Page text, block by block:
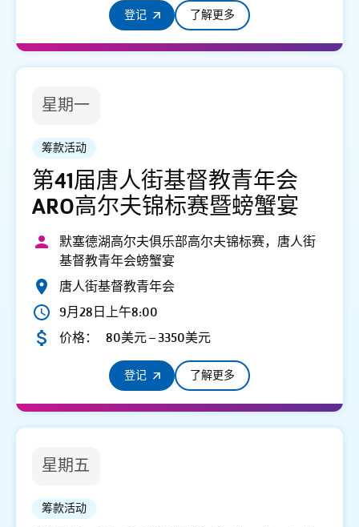
登记 了解更多
星期一
筹款活动
第41届唐人街基督教青年会
ARO高尔夫锦标赛暨螃蟹宴
默塞德湖高尔夫俱乐部高尔夫锦标赛，唐人街
基督教青年会螃蟹宴
唐人街基督教青年会
9月28日上午8:00
价格：
80美元 – 3350美元
登记 了解更多
星期五
筹款活动